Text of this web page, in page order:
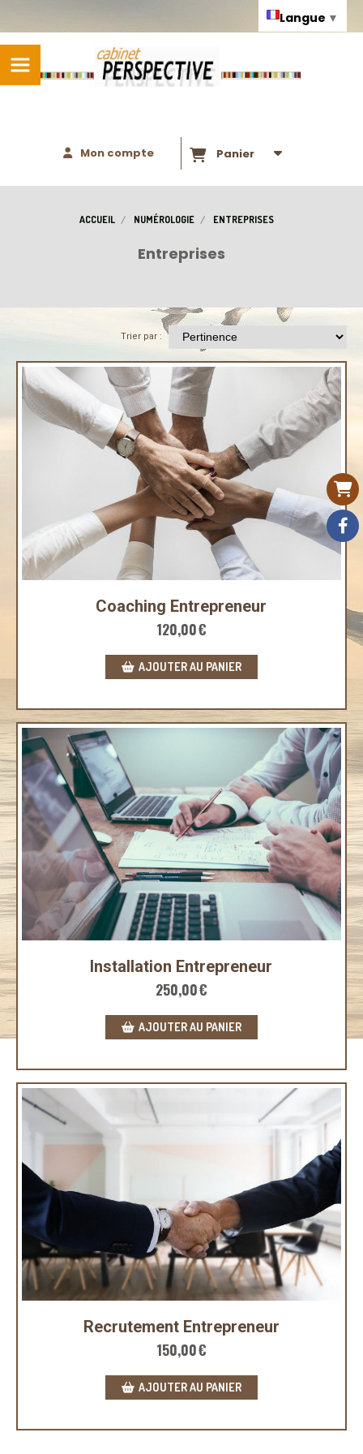
Mon compte Panier
ACCUEIL NUMÉROLOGIE ENTREPRISES
Entreprises
Trier par :
Coaching Entrepreneur
120,00€
AJOUTER AU PANIER
Installation Entrepreneur
250,00€
AJOUTER AU PANIER
Recrutement Entrepreneur
150,00€
AJOUTER AU PANIER
Langue ▼